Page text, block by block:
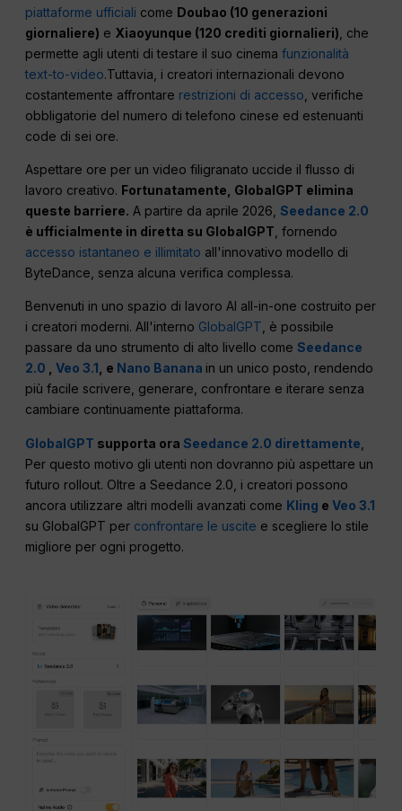
piattaforme ufficiali come Doubao (10 generazioni
giornaliere) e Xiaoyunque (120 crediti giornalieri) , che
permette agli utenti di testare il suo cinemafunzionalità
text-to-video.Tuttavia, i creatori internazionali devono
costantemente affrontare restrizioni di accesso , verifiche
obbligatorie del numero di telefono cinese ed estenuanti
code di sei ore.
Aspettare ore per un video filigranato uccide il flusso di
lavoro creativo. Fortunatamente, GlobalGPT elimina
queste barriere. A partire da aprile 2026,Seedance 2.0
è ufficialmente in diretta su GlobalGPT , fornendo
accesso istantaneo e illimitato all'innovativo modello di
ByteDance, senza alcuna verifica complessa.
Benvenuti in uno spazio di lavoro AI all-in-one costruito per
i creatori moderni. All'interno GlobalGPT, è possibile
passare da uno strumento di alto livello comeSeedance
2.0 ,Veo 3.1 , e Nano Banana in un unico posto, rendendo
più facile scrivere, generare, confrontare e iterare senza
cambiare continuamente piattaforma.
GlobalGPT supporta oraSeedance 2.0 direttamente
Per questo motivo gli utenti non dovranno più aspettare un
futuro rollout. Oltre a Seedance 2.0, i creatori possono
ancora utilizzare altri modelli avanzati come Kling eVeo 3.1
su GlobalGPT per confrontare le uscite e scegliere lo stile
migliore per ogni progetto.